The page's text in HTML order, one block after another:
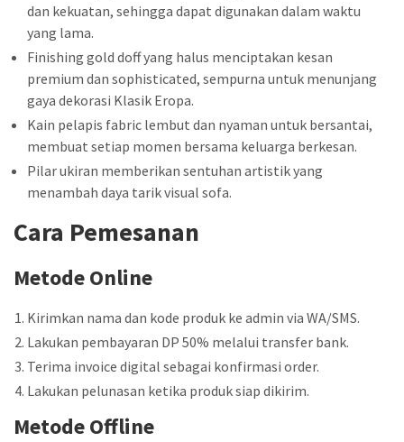
dan kekuatan, sehingga dapat digunakan dalam waktu
yang lama.
Finishing gold doff yang halus menciptakan kesan
premium dan sophisticated, sempurna untuk menunjang
gaya dekorasi Klasik Eropa.
Kain pelapis fabric lembut dan nyaman untuk bersantai,
membuat setiap momen bersama keluarga berkesan.
Pilar ukiran memberikan sentuhan artistik yang
menambah daya tarik visual sofa.
Cara Pemesanan
Metode Online
Kirimkan nama dan kode produk ke admin via WA/SMS.
Lakukan pembayaran DP 50% melalui transfer bank.
Terima invoice digital sebagai konfirmasi order.
Lakukan pelunasan ketika produk siap dikirim.
Metode Offline